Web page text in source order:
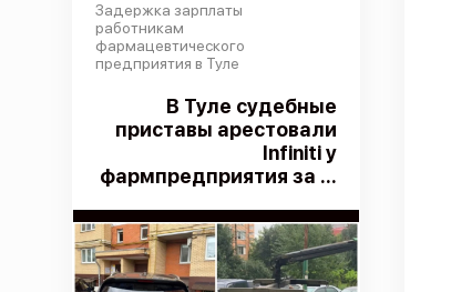
Задержка зарплаты
работникам
фармацевтического
предприятия в Туле
В Туле судебные
приставы арестовали
Infiniti у
фармпредприятия за ...